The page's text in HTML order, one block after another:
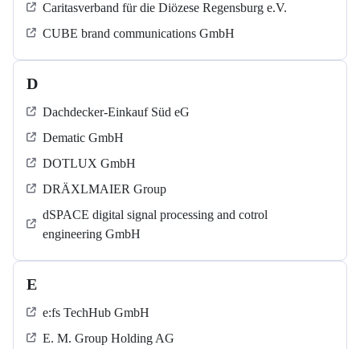
Caritasverband für die Diözese Regensburg e.V.
CUBE brand communications GmbH
D
Dachdecker-Einkauf Süd eG
Dematic GmbH
DOTLUX GmbH
DRÄXLMAIER Group
dSPACE digital signal processing and cotrol
engineering GmbH
E
e:fs TechHub GmbH
E. M. Group Holding AG